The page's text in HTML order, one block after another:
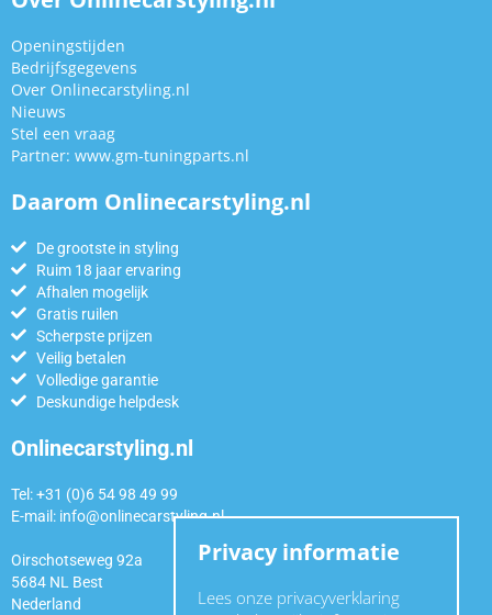
Openingstijden
Bedrijfsgegevens
Over Onlinecarstyling.nl
Nieuws
Stel een vraag
Partner: www.gm-tuningparts.nl
Daarom Onlinecarstyling.nl
De grootste in styling
Ruim 18 jaar ervaring
Afhalen mogelijk
Gratis ruilen
Scherpste prijzen
Veilig betalen
Volledige garantie
Deskundige helpdesk
Onlinecarstyling.nl
Tel: +31 (0)6 54 98 49 99
E-mail: info@onlinecarstyling.nl
Oirschotseweg 92a
5684 NL Best
Nederland
Privacy informatie
Lees onze privacyverklaring